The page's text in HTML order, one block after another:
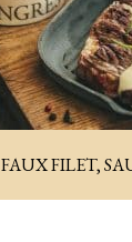
FAUX FILET,